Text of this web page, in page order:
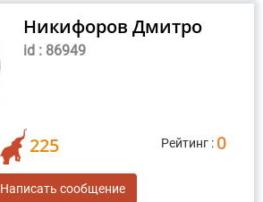
Никифоров Дмитро
id : 86949
225 Рейтинг : 0
Написать сообщение